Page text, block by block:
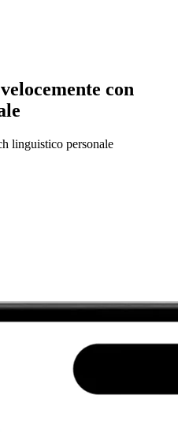
con
linguistico personale